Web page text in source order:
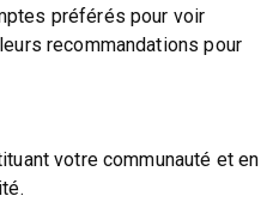
préférés pour voir
recommandations pour
votre communauté et en